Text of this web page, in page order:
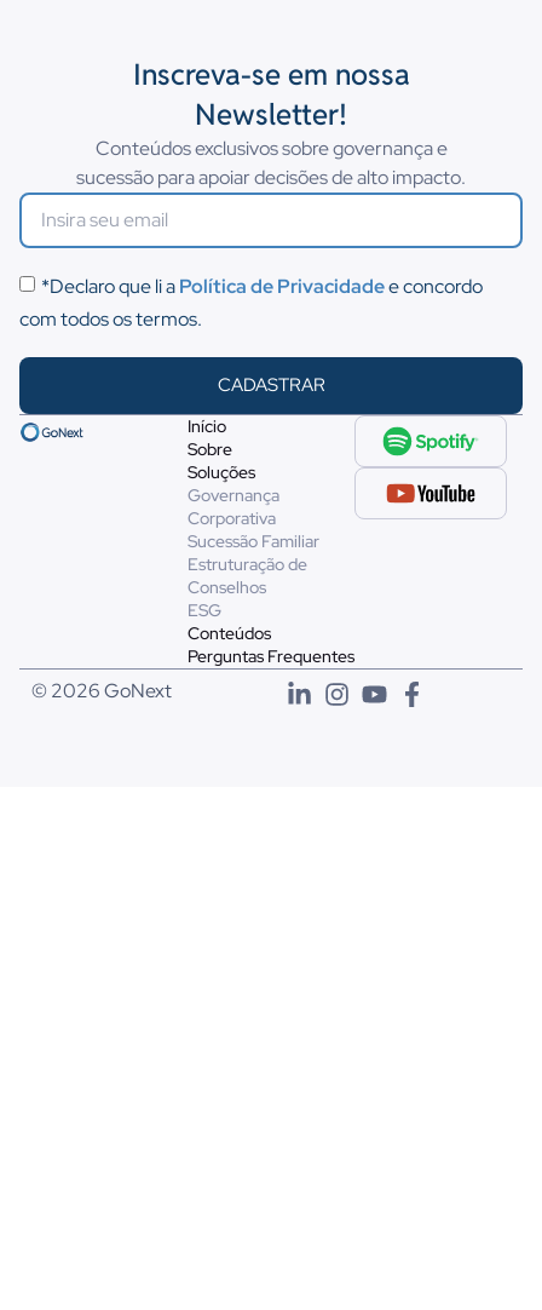
Inscreva-se em nossa
Newsletter!
Conteúdos exclusivos sobre governança e
sucessão para apoiar decisões de alto impacto.
*Declaro que li aPolítica de Privacidadee concordo
com todos os termos.
CADASTRAR
Início
Sobre
Soluções
Governança
Corporativa
Sucessão Familiar
Estruturação de
Conselhos
ESG
Conteúdos
Perguntas Frequentes
© 2026 GoNext